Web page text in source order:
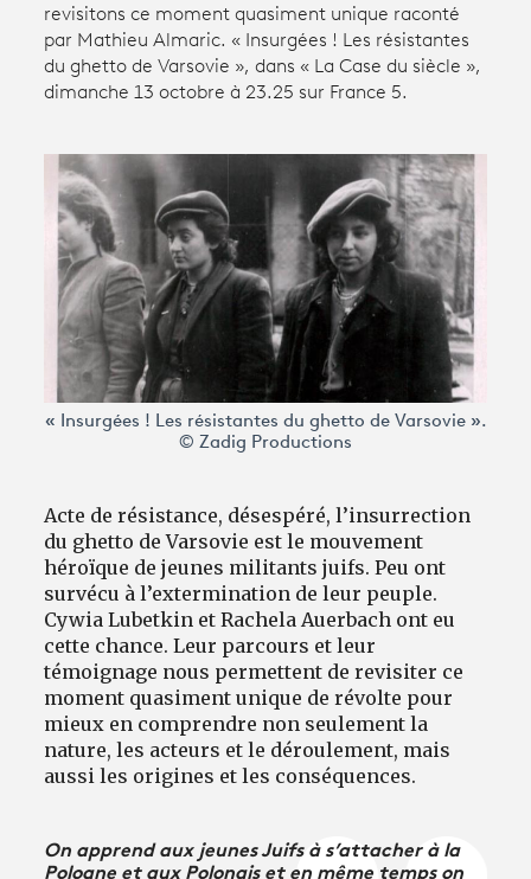
connexion
Avantages fidélité
revisitons ce moment quasiment unique raconté
par Mathieu Almaric. « Insurgées ! Les résistantes
du ghetto de Varsovie », dans « La Case du siècle »,
dimanche 13 octobre à 23.25 sur France 5.
« Insurgées ! Les résistantes du ghetto de Varsovie ».
© Zadig Productions
Acte de résistance, désespéré, l’insurrection
du ghetto de Varsovie est le mouvement
héroïque de jeunes militants juifs. Peu ont
survécu à l’extermination de leur peuple.
Cywia Lubetkin et Rachela Auerbach ont eu
cette chance. Leur parcours et leur
témoignage nous permettent de revisiter ce
moment quasiment unique de révolte pour
mieux en comprendre non seulement la
nature, les acteurs et le déroulement, mais
aussi les origines et les conséquences.
On apprend aux jeunes Juifs à s’attacher à la
Pologne et aux Polonais et en même temps on